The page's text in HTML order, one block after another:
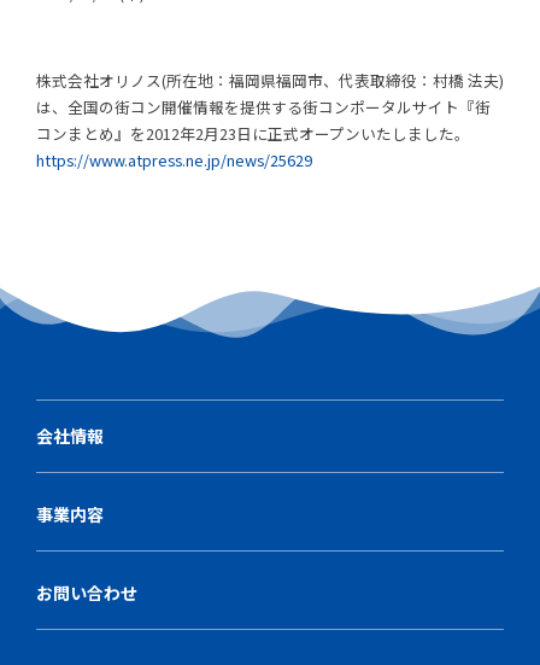
株式会社オリノス(所在地：福岡県福岡市、代表取締役：村橋 法夫)
は、全国の街コン開催情報を提供する街コンポータルサイト『街
コンまとめ』を2012年2月23日に正式オープンいたしました。
https://www.atpress.ne.jp/news/25629
会社情報
事業内容
お問い合わせ